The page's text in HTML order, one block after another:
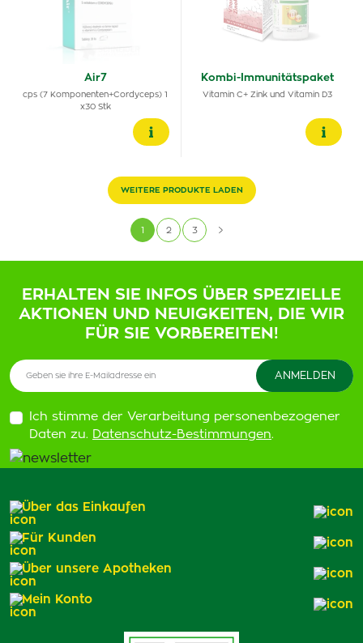
Air7
cps (7 Komponenten+Cordyceps) 1
x30 Stk
Kombi-Immunitätspaket
Vitamin C+ Zink und Vitamin D3
WEITERE PRODUKTE LADEN
1 2 3
ERHALTEN SIE INFOS ÜBER SPEZIELLE
AKTIONEN UND NEUIGKEITEN, DIE WIR
FÜR SIE VORBEREITEN!
Ich stimme der Verarbeitung personenbezogener
Daten zu. Datenschutz-Bestimmungen.
Über das Einkaufen
Für Kunden
Über unsere Apotheken
Mein Konto